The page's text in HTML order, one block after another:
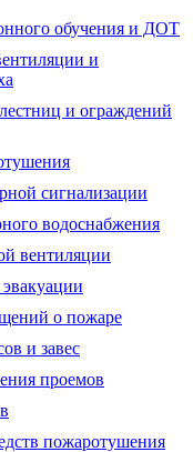
обучения и ДОТ
и
и ограждений
сигнализации
водоснабжения
вентиляции
о пожаре
и завес
проемов
пожаротушения